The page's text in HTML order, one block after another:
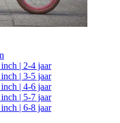
| 2-4 jaar
| 3-5 jaar
| 4-6 jaar
| 5-7 jaar
| 6-8 jaar